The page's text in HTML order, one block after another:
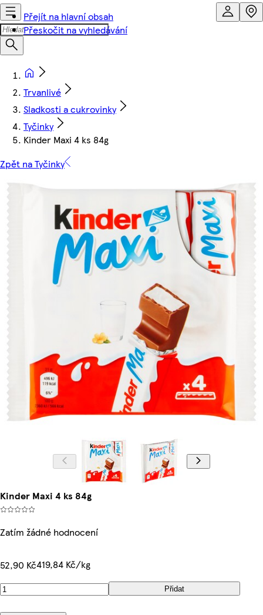
Přejít na hlavní obsah
Přeskočit na vyhledávání
Trvanlivé
Sladkosti a cukrovinky
Tyčinky
Kinder Maxi 4 ks 84g
Zpět na Tyčinky
Kinder Maxi 4 ks 84g
Zatím žádné hodnocení
52,90 Kč419,84 Kč/kg
Přidat